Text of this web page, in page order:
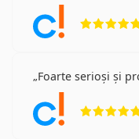
Foarte serioși și